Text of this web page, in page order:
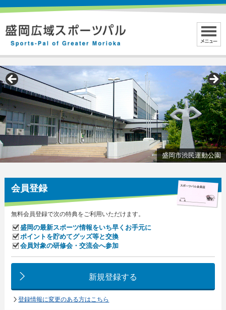
盛岡市渋民運動公園
会員登録
無料会員登録で次の特典をご利用いただけます。
盛岡の最新スポーツ情報をいち早くお手元に
ポイントを貯めてグッズ等と交換
会員対象の研修会・交流会へ参加
新規登録する
登録情報に変更のある方はこちら